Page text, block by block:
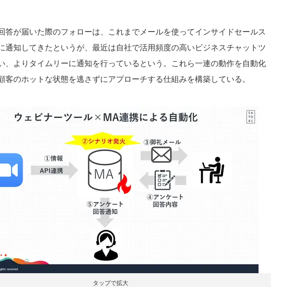
答が届いた際のフォローは、これまでメールを使ってインサイドセールス
通知してきたというが、最近は自社で活用頻度の高いビジネスチャットツ
、よりタイムリーに通知を行っているという。これら一連の動作を自動化
客のホットな状態を逃さずにアプローチする仕組みを構築している。
タップで拡大